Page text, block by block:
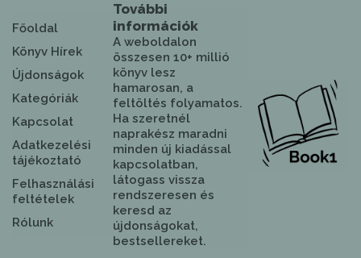
Főoldal
Könyv Hírek
Újdonságok
Kategóriák
Kapcsolat
Adatkezelési
tájékoztató
Felhasználási
feltételek
Rólunk
További
információk
A weboldalon
összesen 10+ millió
könyv lesz
hamarosan, a
feltöltés folyamatos.
Ha szeretnél
naprakész maradni
minden új kiadással
kapcsolatban,
látogass vissza
rendszeresen és
keresd az
újdonságokat,
bestsellereket.